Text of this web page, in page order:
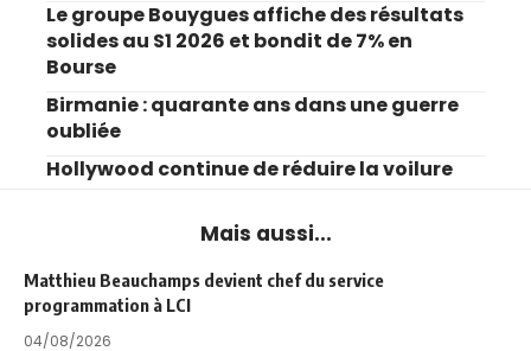
Le groupe Bouygues affiche des résultats
solides au S1 2026 et bondit de 7% en
Bourse
Birmanie : quarante ans dans une guerre
oubliée
Hollywood continue de réduire la voilure
Mais aussi...
Matthieu Beauchamps devient chef du service
programmation à LCI
04/08/2026